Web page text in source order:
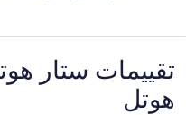
التقييمات تقييمات
هوتل⁩